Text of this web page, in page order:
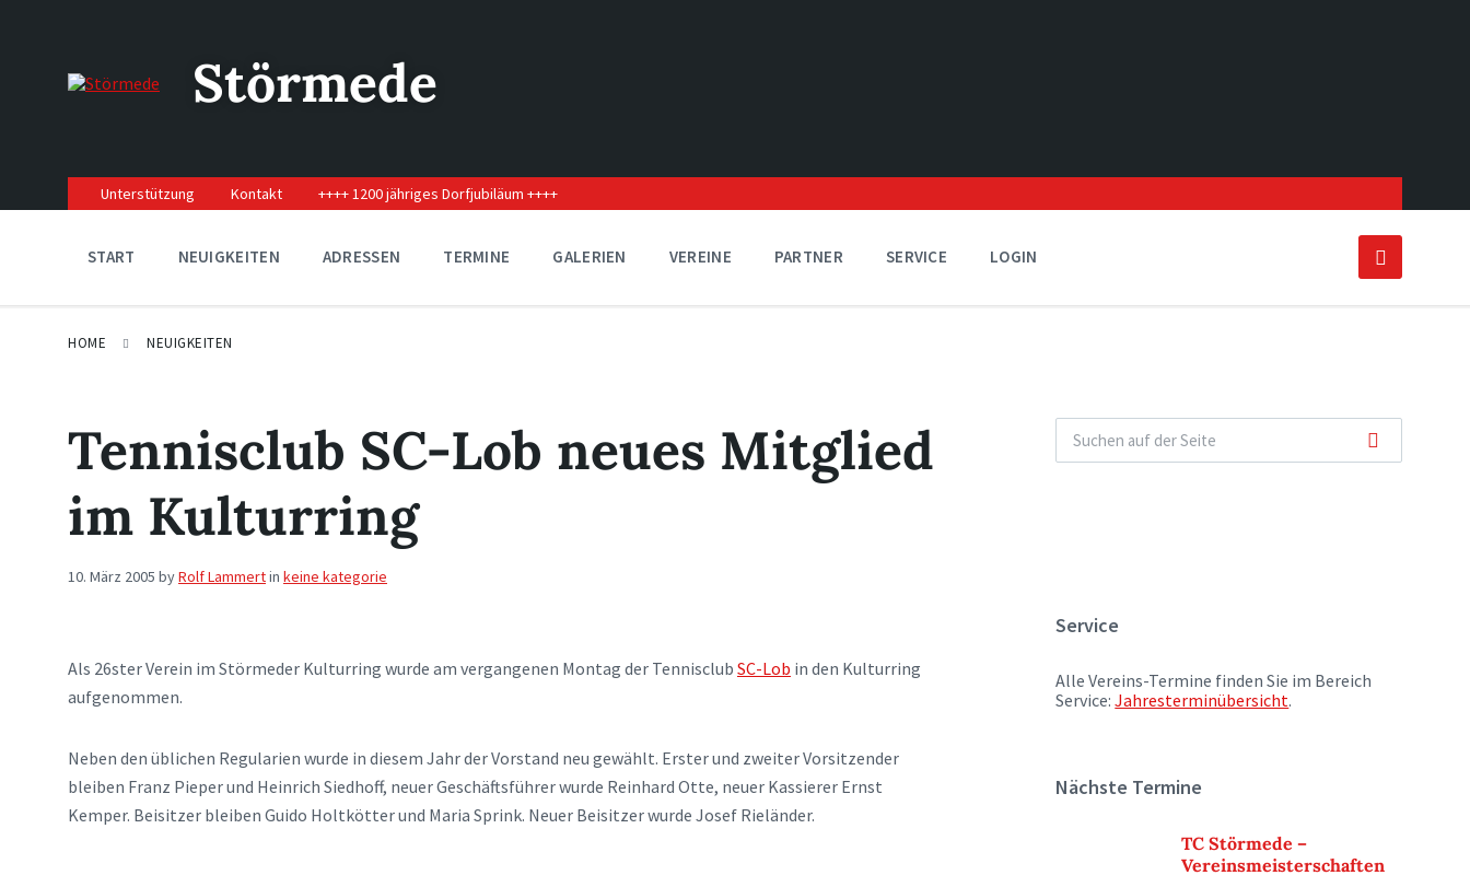
navigation
Störmede
Unterstützung Kontakt ++++ 1200 jähriges Dorfjubiläum ++++
START NEUIGKEITEN ADRESSEN TERMINE GALERIEN VEREINE PARTNER SERVICE LOGIN
HOME NEUIGKEITEN
Tennisclub SC-Lob neues Mitglied
im Kulturring
10. März 2005 byRolf Lammertin keine kategorie
Als 26ster Verein im Störmeder Kulturring wurde am vergangenen Montag der Tennisclub SC-Lob in den Kulturring
aufgenommen.
Neben den üblichen Regularien wurde in diesem Jahr der Vorstand neu gewählt. Erster und zweiter Vorsitzender
bleiben Franz Pieper und Heinrich Siedhoff, neuer Geschäftsführer wurde Reinhard Otte, neuer Kassierer Ernst
Kemper. Beisitzer bleiben Guido Holtkötter und Maria Sprink. Neuer Beisitzer wurde Josef Rieländer.
Service
Alle Vereins-Termine finden Sie im Bereich
Service:Jahresterminübersicht.
Nächste Termine
TC Störmede –
Vereinsmeisterschaften